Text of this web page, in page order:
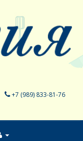
+7 (989) 833-81-76